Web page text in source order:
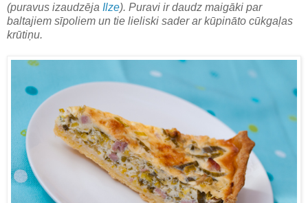
(puravus izaudzēja Ilze). Puravi ir daudz maigāki par
baltajiem sīpoliem un tie lieliski sader ar kūpināto cūkgaļas
krūtiņu.